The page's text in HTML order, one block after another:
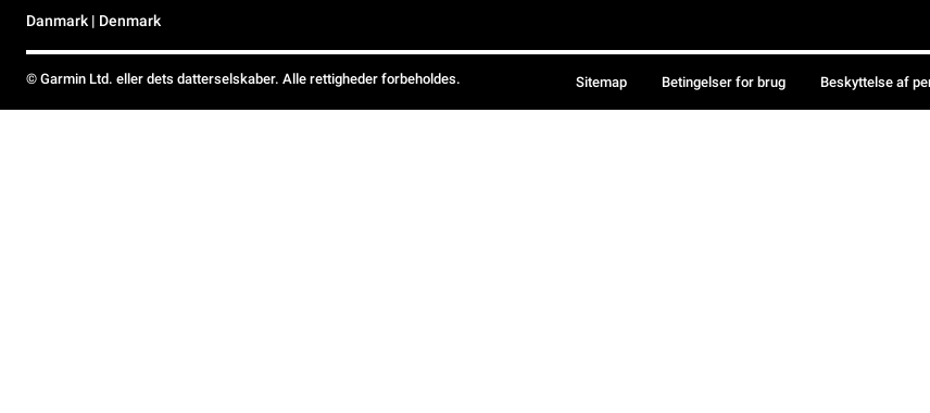
Danmark | Denmark
© Garmin Ltd. eller dets datterselskaber. Alle rettigheder forbeholdes. Sitemap Betingelser for brug Beskyttelse af